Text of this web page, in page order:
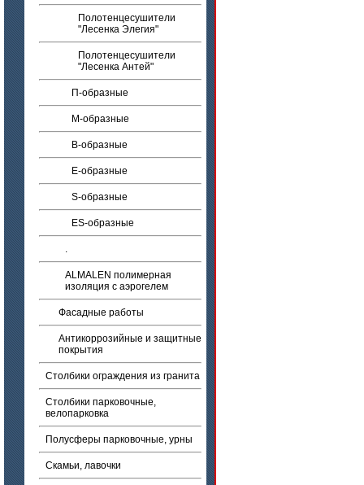
Полотенцесушители
"Лесенка Элегия"
Полотенцесушители
"Лесенка Антей"
П-образные
М-образные
B-образные
E-образные
S-образные
ES-образные
.
ALMALEN полимерная
изоляция с аэрогелем
Фасадные работы
Антикоррозийные и защитные
покрытия
Столбики ограждения из гранита
Столбики парковочные,
велопарковка
Полусферы парковочные, урны
Скамьи, лавочки